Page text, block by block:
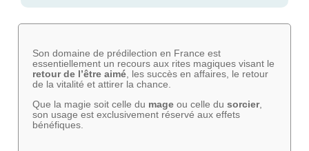
Son domaine de prédilection en France est
essentiellement un recours aux rites magiques visant le
retour de l’être aimé, les succès en affaires, le retour
de la vitalité et attirer la chance.
Que la magie soit celle du mageou celle du sorcier,
son usage est exclusivement réservé aux effets
bénéfiques.